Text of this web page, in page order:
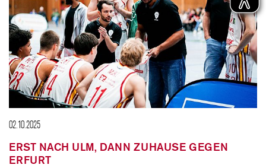
02.10.2025
ERST NACH ULM, DANN ZUHAUSE GEGEN
ERFURT